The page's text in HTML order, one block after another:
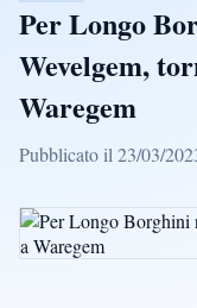
Per Longo
Wevelgem,
Waregem
Pubblicato il 23/03/